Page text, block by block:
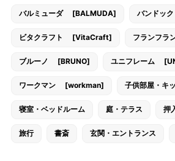
バルミューダ [BALMUDA] バンドッ
ビタクラフト [VitaCraft] フランフ
ブルーノ [BRUNO] ユニフレーム
ワークマン [workman] 子供部屋・キ
寝室・ベッドルーム 庭・テラス 押
旅行 書斎 玄関・エントランス